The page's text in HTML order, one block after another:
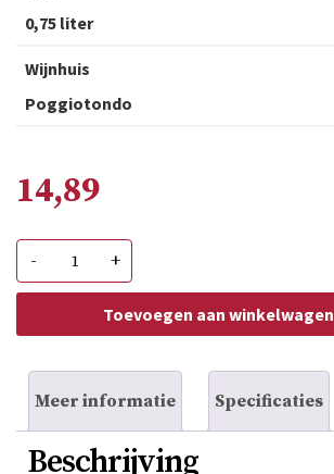
0,75 liter
Wijnhuis
Poggiotondo
14,89
-
Poggiotondo
Vermentino
Toscana
aantal
+
Toevoegen aan winkelwagen
Meer informatie Specificaties
Beschrijving